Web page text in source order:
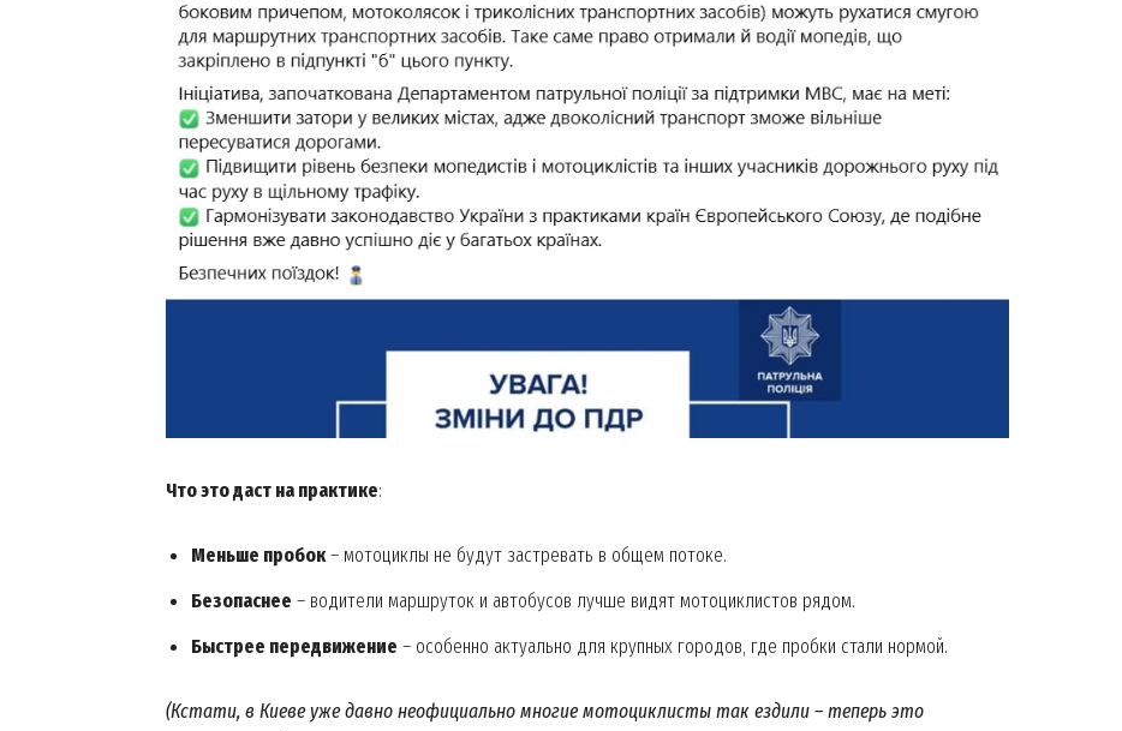
News Week
SUBSCRIBE NOW
Company
Что это даст на практике:
Меньше пробок– мотоциклы не будут застревать в общем потоке.
Безопаснее – водители маршруток и автобусов лучше видят мотоциклистов рядом.
Быстрее передвижение – особенно актуально для крупных городов, где пробки стали нормой.
(Кстати, в Киеве уже давно неофициально многие мотоциклисты так ездили – теперь это